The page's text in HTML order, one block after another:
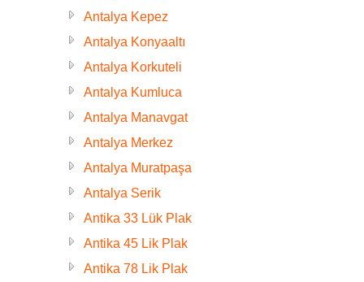
Antalya Kepez
Antalya Konyaaltı
Antalya Korkuteli
Antalya Kumluca
Antalya Manavgat
Antalya Merkez
Antalya Muratpaşa
Antalya Serik
Antika 33 Lük Plak
Antika 45 Lik Plak
Antika 78 Lik Plak